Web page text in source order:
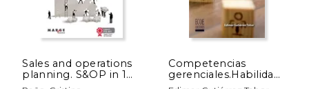
Sales and operations
planning. S&OP in 14
steps (Gestiona) (en
Competencias
gerenciales.Habilidades,
conocimientos y